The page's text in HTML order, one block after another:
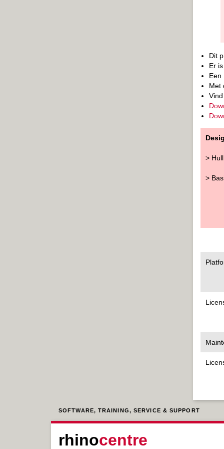
Dit
Er
Een
Met
>
>
SOFTWARE, TRAINING, SERVICE & SUPPORT
rhinocentre